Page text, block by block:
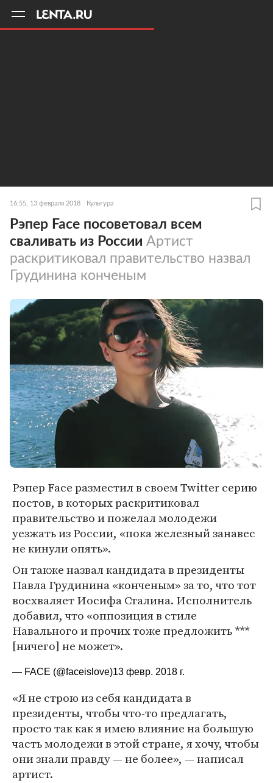
16:55, 13 февраля 2018 Культура
Рэпер Face посоветовал всем
сваливать из России Артист
раскритиковал правительство назвал
Грудинина конченым
Рэпер Face разместил в своем Twitter серию
постов, в которых раскритиковал
правительство и пожелал молодежи
уезжать из России, «пока железный занавес
не кинули опять».
Он также назвал кандидата в президенты
Павла Грудинина «конченым» за то, что тот
восхваляет Иосифа Сталина. Исполнитель
добавил, что «оппозиция в стиле
Навального и прочих тоже предложить ***
[ничего] не может».
— FACE (@faceislove)13 февр. 2018 г.
«Я не строю из себя кандидата в
президенты, чтобы что-то предлагать,
просто так как я имею влияние на большую
часть молодежи в этой стране, я хочу, чтобы
они знали правду — не более», — написал
артист.